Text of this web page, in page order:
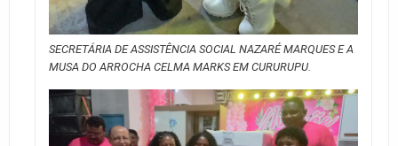
SECRETÁRIA DE ASSISTÊNCIA SOCIAL NAZARÉ MARQUES E A
MUSA DO ARROCHA CELMA MARKS EM CURURUPU.